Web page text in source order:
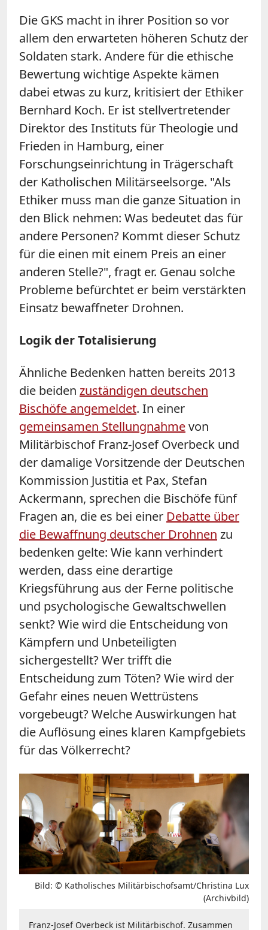
Die GKS macht in ihrer Position so vor
allem den erwarteten höheren Schutz der
Soldaten stark. Andere für die ethische
Bewertung wichtige Aspekte kämen
dabei etwas zu kurz, kritisiert der Ethiker
Bernhard Koch. Er ist stellvertretender
Direktor des Instituts für Theologie und
Frieden in Hamburg, einer
Forschungseinrichtung in Trägerschaft
der Katholischen Militärseelsorge. "Als
Ethiker muss man die ganze Situation in
den Blick nehmen: Was bedeutet das für
andere Personen? Kommt dieser Schutz
für die einen mit einem Preis an einer
anderen Stelle?", fragt er. Genau solche
Probleme befürchtet er beim verstärkten
Einsatz bewaffneter Drohnen.
Logik der Totalisierung
Ähnliche Bedenken hatten bereits 2013
die beiden zuständigen deutschen
Bischöfe angemeldet. In einer
gemeinsamen Stellungnahmevon
Militärbischof Franz-Josef Overbeck und
der damalige Vorsitzende der Deutschen
Kommission Justitia et Pax, Stefan
Ackermann, sprechen die Bischöfe fünf
Fragen an, die es bei einer Debatte über
die Bewaffnung deutscher Drohnen zu
bedenken gelte: Wie kann verhindert
werden, dass eine derartige
Kriegsführung aus der Ferne politische
und psychologische Gewaltschwellen
senkt? Wie wird die Entscheidung von
Kämpfern und Unbeteiligten
sichergestellt? Wer trifft die
Entscheidung zum Töten? Wie wird der
Gefahr eines neuen Wettrüstens
vorgebeugt? Welche Auswirkungen hat
die Auflösung eines klaren Kampfgebiets
für das Völkerrecht?
Bild: © Katholisches Militärbischofsamt/Christina Lux
(Archivbild)
Franz-Josef Overbeck ist Militärbischof. Zusammen